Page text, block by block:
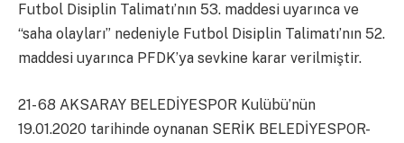
Futbol Disiplin Talimatı’nın 53. maddesi uyarınca ve
“saha olayları” nedeniyle Futbol Disiplin Talimatı’nın 52.
maddesi uyarınca PFDK’ya sevkine karar verilmiştir.
21- 68 AKSARAY BELEDİYESPOR Kulübü’nün
19.01.2020 tarihinde oynanan SERİK BELEDİYESPOR-